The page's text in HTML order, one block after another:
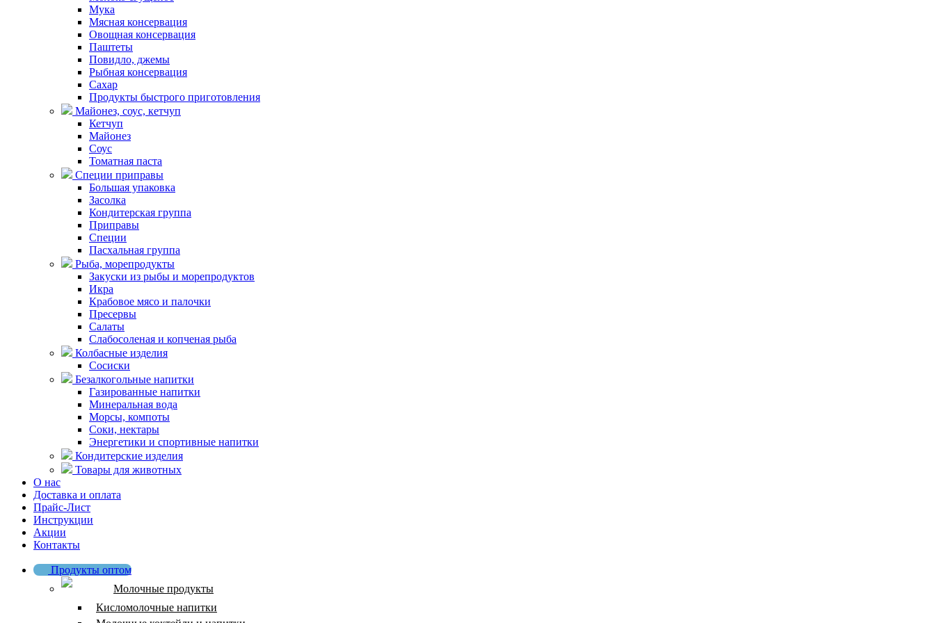
Мука
Мясная консервация
Овощная консервация
Паштеты
Повидло, джемы
Рыбная консервация
Сахар
Продукты быстрого приготовления
Майонез, соус, кетчуп
Кетчуп
Майонез
Соус
Томатная паста
Специи приправы
Большая упаковка
Засолка
Кондитерская группа
Приправы
Специи
Пасхальная группа
Рыба, морепродукты
Закуски из рыбы и морепродуктов
Икра
Крабовое мясо и палочки
Пресервы
Салаты
Слабосоленая и копченая рыба
Колбасные изделия
Сосиски
Безалкогольные напитки
Газированные напитки
Минеральная вода
Морсы, компоты
Соки, нектары
Энергетики и спортивные напитки
Кондитерские изделия
Товары для животных
О нас
Доставка и оплата
Прайс-Лист
Инструкции
Акции
Контакты
Продукты оптом
Молочные продукты
Кисломолочные напитки